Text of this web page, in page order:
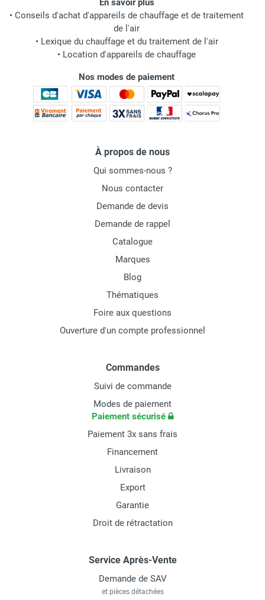
En savoir plus
• Conseils d'achat d'appareils de chauffage et de traitement
de l'air
• Lexique du chauffage et du traitement de l'air
• Location d'appareils de chauffage
Nos modes de paiement
À propos de nous
Qui sommes-nous ?
Nous contacter
Demande de devis
Demande de rappel
Catalogue
Marques
Blog
Thématiques
Foire aux questions
Ouverture d'un compte professionnel
Commandes
Suivi de commande
Modes de paiement
Paiement sécurisé
Paiement 3x sans frais
Financement
Livraison
Export
Garantie
Droit de rétractation
Service Après-Vente
Demande de SAV
et pièces détachées